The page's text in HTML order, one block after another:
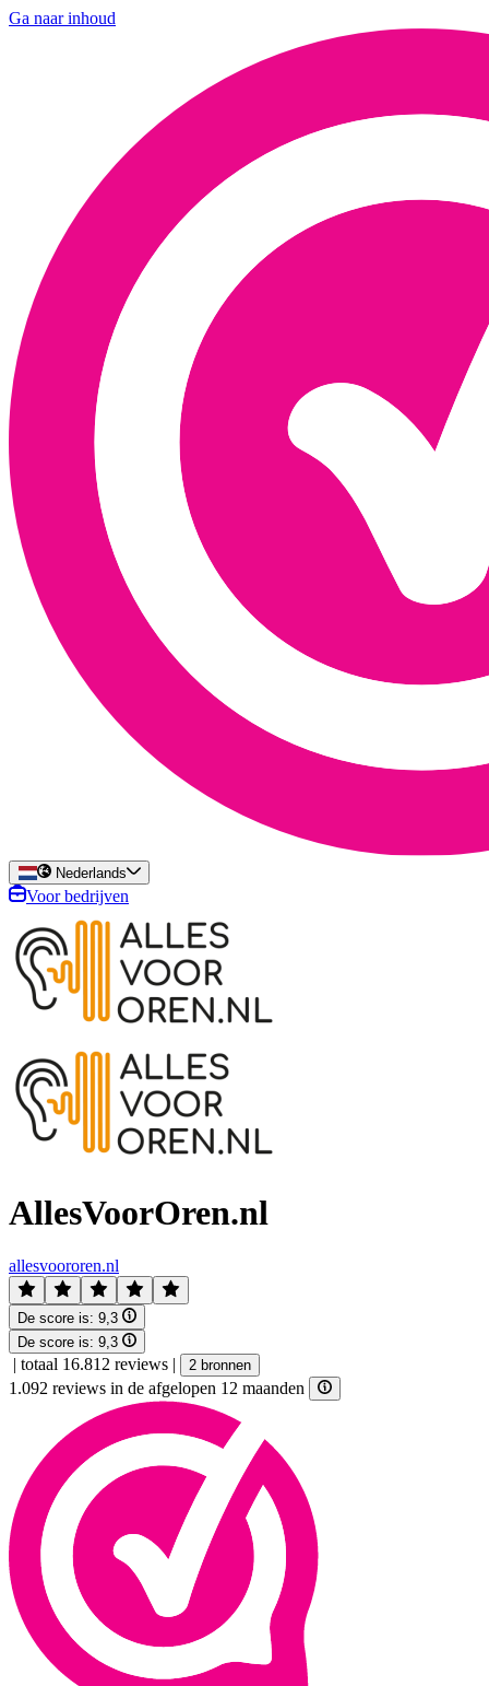
Ga naar inhoud
Nederlands
Voor bedrijven
AllesVoorOren.nl
allesvoororen.nl
De score is: 9,3
De score is: 9,3
| totaal 16.812 reviews | 2 bronnen
1.092 reviews in de afgelopen 12 maanden